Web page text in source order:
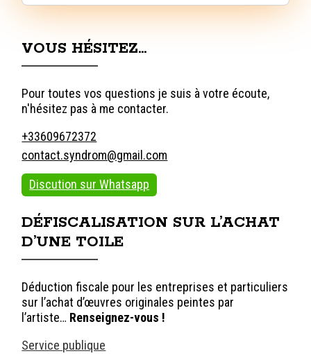
VOUS HÉSITEZ…
Pour toutes vos questions je suis à votre écoute,
n'hésitez pas à me contacter.
+33609672372
contact.syndrom@gmail.com
Discution sur Whatsapp
DÉFISCALISATION SUR L’ACHAT
D’UNE TOILE
Déduction fiscale pour les entreprises et particuliers
sur l’achat d’œuvres originales peintes par
l’artiste… Renseignez-vous !
Service publique